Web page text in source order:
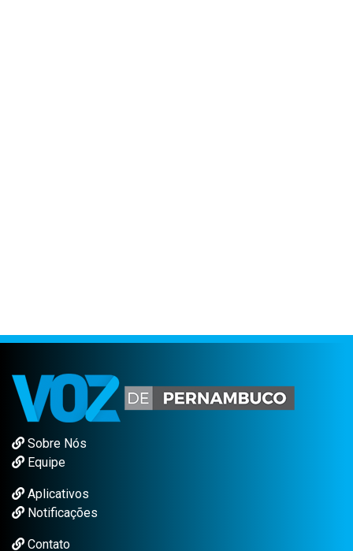
Sobre Nós
Equipe
Aplicativos
Notificações
Contato